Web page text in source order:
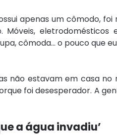
apenas um cômodo,
eletrodomésticos
cômoda… o pouco que
não estavam em casa
foi desesperador. A
a água invadiu’